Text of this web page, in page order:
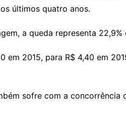
últimos quatro anos.
a queda representa 22,9%
em 2015, para R$ 4,40 em
sofre com a